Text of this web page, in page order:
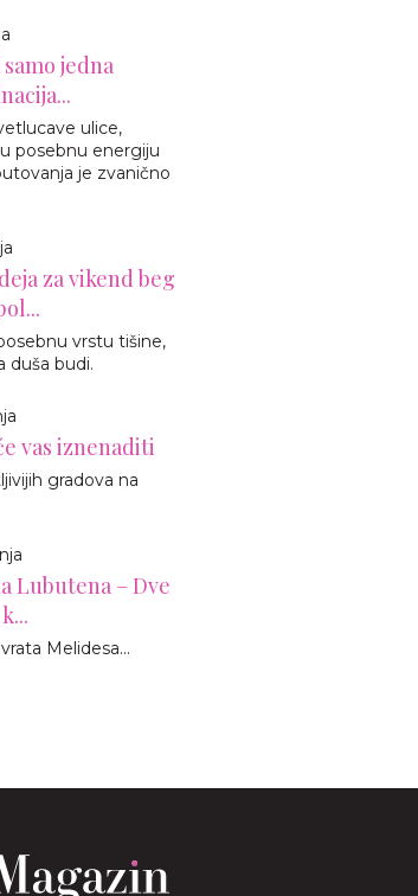
jedna
ulice,
posebnu energiju
je zvanično
za vikend beg
vrstu tišine,
duša budi.
vas iznenaditi
gradova na
Lubutena – Dve
Melidesa...